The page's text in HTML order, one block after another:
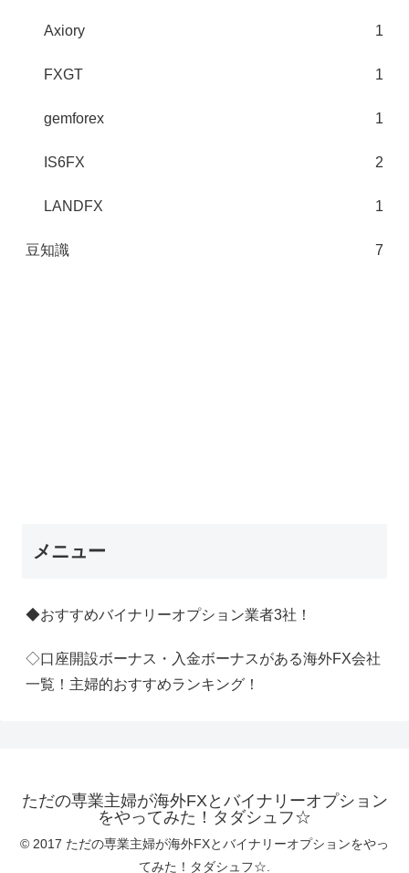
Axiory 1
FXGT 1
gemforex 1
IS6FX 2
LANDFX 1
豆知識 7
メニュー
◆おすすめバイナリーオプション業者3社！
◇口座開設ボーナス・入金ボーナスがある海外FX会社
一覧！主婦的おすすめランキング！
ただの専業主婦が海外FXとバイナリーオプション
をやってみた！タダシュフ☆
© 2017 ただの専業主婦が海外FXとバイナリーオプションをやっ
てみた！タダシュフ☆.